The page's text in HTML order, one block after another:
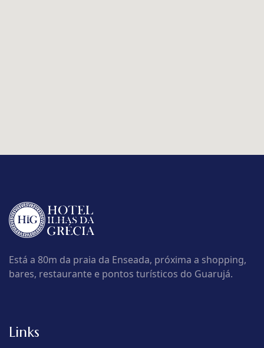
Está a 80m da praia da Enseada, próxima a shopping,
bares, restaurante e pontos turísticos do Guarujá.
Links